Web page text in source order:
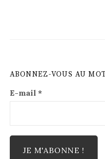
ABONNEZ-VOUS AU
E-mail *